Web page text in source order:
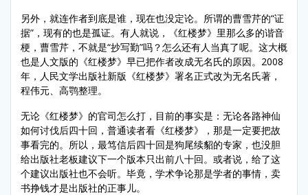
另外，就连作者到底是谁，现在也没定论。所谓的曹雪芹的“证
据”，现有的也是孤证。有人就说，《红楼梦》里那么多的谐音
梗，曹雪芹，不就是“抄写勤”吗？怎么还有人当真了呢。这大概
也是人文版的《红楼梦》早已把作者改成无名氏的原因。2008
年，人民文学出版社新版《红楼梦》署名正式改为无名氏著，
程伟元、高鹗整理。
无论《红楼梦》的官司怎么打，目前的事实是：无论各路神仙
如何讨伐后四十回，普通读者看《红楼梦》，那是一定要把故
事看完的。所以，最笃信后四十回是狗尾续貂的专家，也没胆
给出版社老板建议下一个版本只出前八十回。或者说，给了这
个建议出版社也不会听。毕竟，学术争论那是学者的事情，卖
书挣钱才是出版社的正事儿。